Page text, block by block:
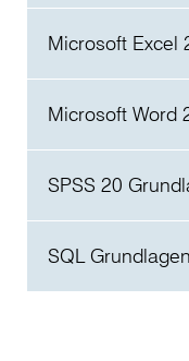
Preis
Microsoft Excel
Preis
Microsoft Word
Preis
SPSS 20
Preis
SQL